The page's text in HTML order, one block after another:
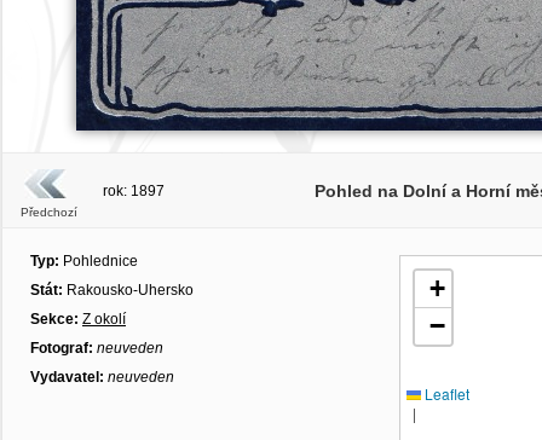
Předchozí
rok: 1897 Pohled na Dolní a Horní
Typ: Pohlednice
Stát: Rakousko-Uhersko
Sekce: Z okolí
Fotograf: neuveden
Vydavatel: neuveden
+
−
Leaflet
|